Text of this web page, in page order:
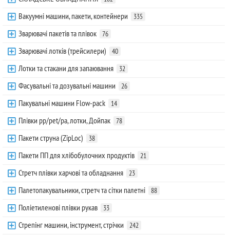
Вакуумні машини, пакети, контейнери 335
Зварювачі пакетів та плівок 76
Зварювачі лотків (трейсилери) 40
Лотки та стакани для запаювання 32
Фасувальні та дозувальні машини 26
Пакувальні машини Flow-pack 14
Плівки pp/pet/pa, лотки, Дойпак 78
Пакети струна (ZipLoc) 38
Пакети ПП для хлібобулочних продуктів 21
Стретч плівки харчові та обладнання 23
Палетопакувальники, стретч та сітки палетні 88
Поліетиленові плівки рукав 33
Стрепінг машини, інструмент, стрічки 242